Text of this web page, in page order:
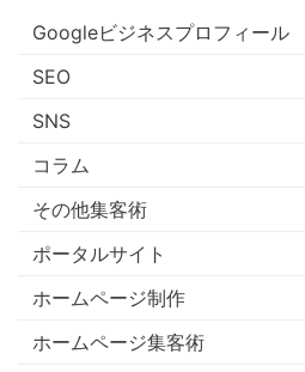
Googleビジネスプロフィール
SEO
SNS
コラム
その他集客術
ポータルサイト
ホームページ制作
ホームページ集客術